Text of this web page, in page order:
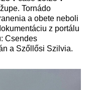
Tornádo
a obete neboli
z portálu
Csendes
a Szőllősi Szilvia.